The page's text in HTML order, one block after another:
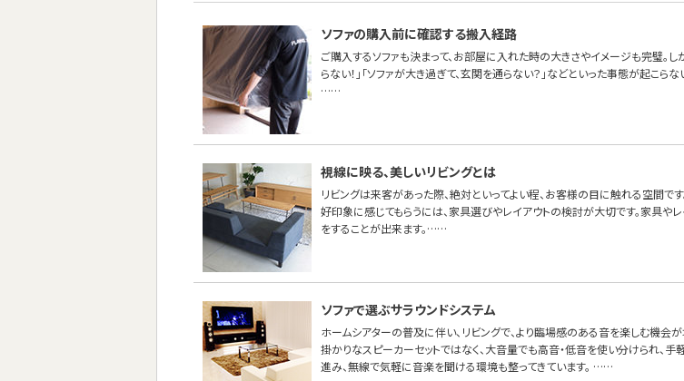
ソファの購入前に確認する搬入経路
ご購入するソファも決まって、お部屋に入れた時の大きさやイメージも完璧。
らない！」「ソファが大き過ぎて、玄関を通らない？」などといった事態が起こら
……
視線に映る、美しいリビングとは
リビングは来客があった際、絶対といってよい程、お客様の目に触れる空間です
好印象に感じてもらうには、家具選びやレイアウトの検討が大切です。家具や
をすることが出来ます。……
ソファで選ぶサラウンドシステム
ホームシアターの普及に伴い、リビングで、より臨場感のある音を楽しむ機会
掛かりなスピーカーセットではなく、大音量でも高音・低音を使い分けられ、
進み、無線で気軽に音楽を聞ける環境も整ってきています。 ……